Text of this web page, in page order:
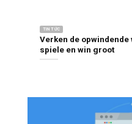
TIN TỨC
Verken de
spiele en win groot